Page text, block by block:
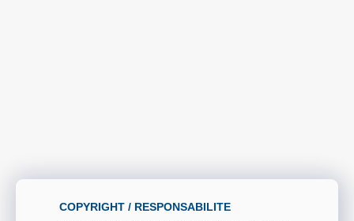
COPYRIGHT / RESPONSABILITE